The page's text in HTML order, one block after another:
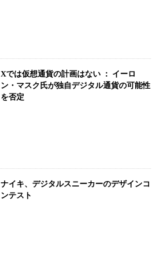
Xでは仮想通貨の計画はない ： イーロ
ン・マスク氏が独自デジタル通貨の可能性
を否定
ナイキ、デジタルスニーカーのデザインコ
ンテスト